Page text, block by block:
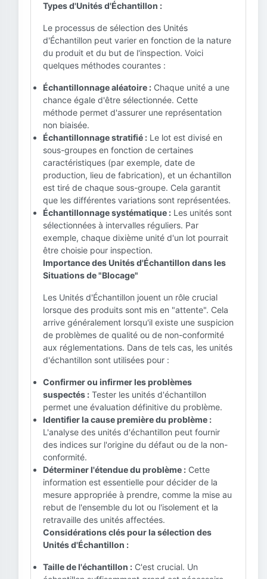
Types d'Unités d'Échantillon :
Le processus de sélection des Unités
d'Échantillon peut varier en fonction de la nature
du produit et du but de l'inspection. Voici
quelques méthodes courantes :
Échantillonnage aléatoire : Chaque unité a une
chance égale d'être sélectionnée. Cette
méthode permet d'assurer une représentation
non biaisée.
Échantillonnage stratifié : Le lot est divisé en
sous-groupes en fonction de certaines
caractéristiques (par exemple, date de
production, lieu de fabrication), et un échantillon
est tiré de chaque sous-groupe. Cela garantit
que les différentes variations sont représentées.
Échantillonnage systématique : Les unités sont
sélectionnées à intervalles réguliers. Par
exemple, chaque dixième unité d'un lot pourrait
être choisie pour inspection.
Importance des Unités d'Échantillon dans les
Situations de "Blocage"
Les Unités d'Échantillon jouent un rôle crucial
lorsque des produits sont mis en "attente". Cela
arrive généralement lorsqu'il existe une suspicion
de problèmes de qualité ou de non-conformité
aux réglementations. Dans de tels cas, les unités
d'échantillon sont utilisées pour :
Confirmer ou infirmer les problèmes
suspectés : Tester les unités d'échantillon
permet une évaluation définitive du problème.
Identifier la cause première du problème :
L'analyse des unités d'échantillon peut fournir
des indices sur l'origine du défaut ou de la non-
conformité.
Déterminer l'étendue du problème : Cette
information est essentielle pour décider de la
mesure appropriée à prendre, comme la mise au
rebut de l'ensemble du lot ou l'isolement et la
retravaille des unités affectées.
Considérations clés pour la sélection des
Unités d'Échantillon :
Taille de l'échantillon : C'est crucial. Un